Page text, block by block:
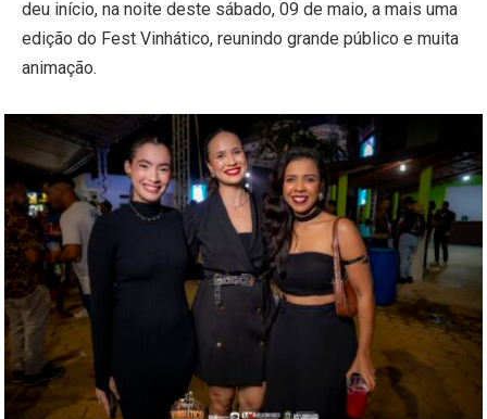
deu início, na noite deste sábado, 09 de maio, a mais uma
edição do Fest Vinhático, reunindo grande público e muita
animação.